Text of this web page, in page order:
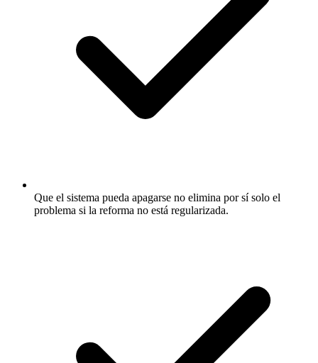
Que el sistema pueda apagarse no elimina por sí solo el
problema si la reforma no está regularizada.